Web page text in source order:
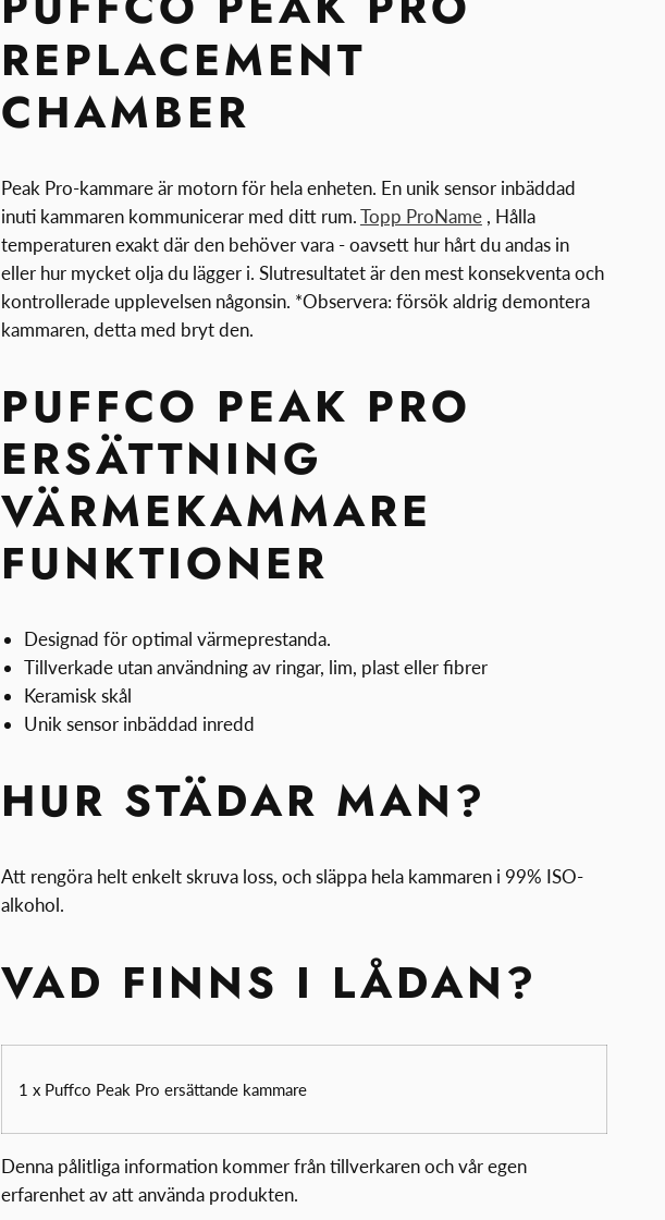
REPLACEMENT
CHAMBER
Peak Pro-kammare är motorn för hela enheten. En unik sensor inbäddad
inuti kammaren kommunicerar med ditt rum.Topp ProName, Hålla
temperaturen exakt där den behöver vara - oavsett hur hårt du andas in
eller hur mycket olja du lägger i. Slutresultatet är den mest konsekventa och
kontrollerade upplevelsen någonsin. *Observera: försök aldrig demontera
kammaren, detta med bryt den.
PUFFCO PEAK PRO
ERSÄTTNING
VÄRMEKAMMARE
FUNKTIONER
Designad för optimal värmeprestanda.
Tillverkade utan användning av ringar, lim, plast eller fibrer
Keramisk skål
Unik sensor inbäddad inredd
HUR STÄDAR MAN?
Att rengöra helt enkelt skruva loss, och släppa hela kammaren i 99% ISO-
alkohol.
VAD FINNS I LÅDAN?
1 x Puffco Peak Pro ersättande kammare
Denna pålitliga information kommer från tillverkaren och vår egen
erfarenhet av att använda produkten.